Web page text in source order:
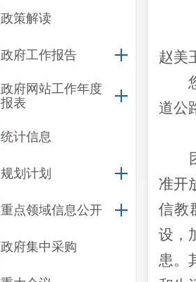
政策解读
政府工作报告
政府网站工作年度
报表
统计信息
规划计划
重点领域信息公开
政府集中采购
赵美
道公
准开
信教
设，
患。